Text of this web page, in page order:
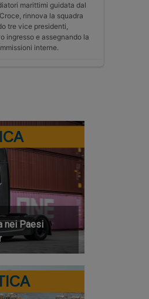
marittimi guidata dal
rinnova la squadra
tre vice presidenti,
ingresso e assegnando la
interne.
nei Paesi